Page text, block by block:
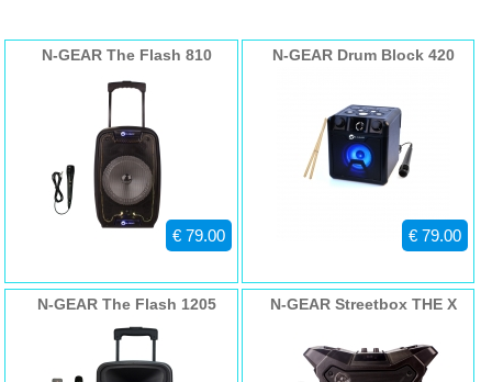
N-GEAR The Flash 810
€ 79.00
N-GEAR Drum Block 420
€ 79.00
N-GEAR The Flash 1205 N-GEAR Streetbox THE X